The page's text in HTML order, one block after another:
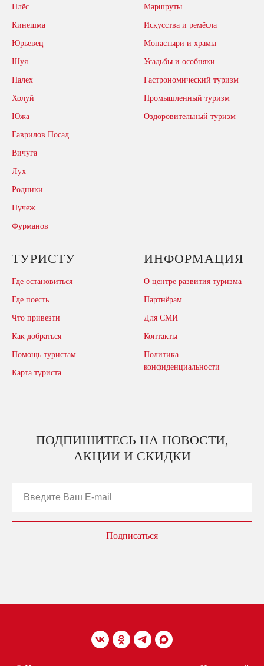
Плёс
Кинешма
Юрьевец
Шуя
Палех
Холуй
Южа
Гаврилов Посад
Вичуга
Лух
Родники
Пучеж
Фурманов
Маршруты
Искусства и ремёсла
Монастыри и храмы
Усадьбы и особняки
Гастрономический туризм
Промышленный туризм
Оздоровительный туризм
ТУРИСТУ
Где остановиться
Где поесть
Что привезти
Как добраться
Помощь туристам
Карта туриста
ИНФОРМАЦИЯ
О центре развития туризма
Партнёрам
Для СМИ
Контакты
Политика
конфиденциальности
ПОДПИШИТЕСЬ НА НОВОСТИ,
АКЦИИ И СКИДКИ
Подписаться